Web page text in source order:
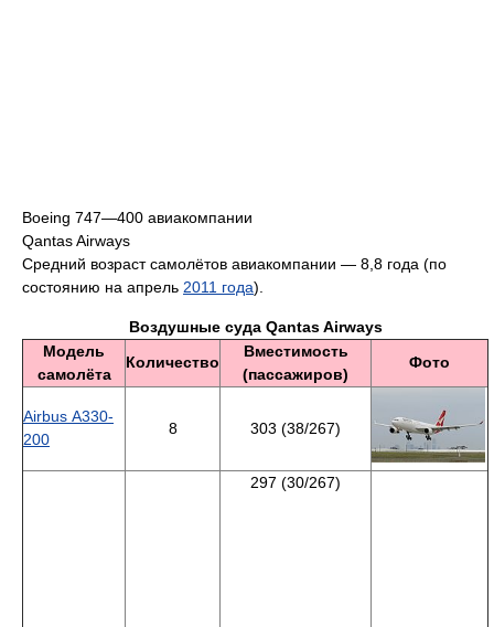
Boeing 747—400 авиакомпании
Qantas Airways
Средний возраст самолётов авиакомпании — 8,8 года (по
состоянию на апрель 2011 года).
Воздушные суда Qantas Airways
Модель
самолёта
Количество
Вместимость
(пассажиров)
Фото
Airbus A330-
200
8 303 (38/267)
297 (30/267)